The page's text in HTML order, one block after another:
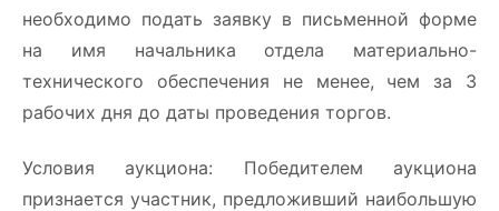
необходимо подать заявку в письменной форме
на имя начальника отдела материально-
технического обеспечения не менее, чем за 3
рабочих дня до даты проведения торгов.
Условия аукциона: Победителем аукциона
признается участник, предложивший наибольшую